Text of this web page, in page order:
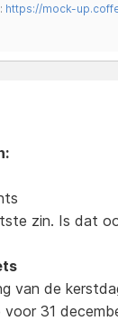
https://mock-
zin. Is dat
van de
31